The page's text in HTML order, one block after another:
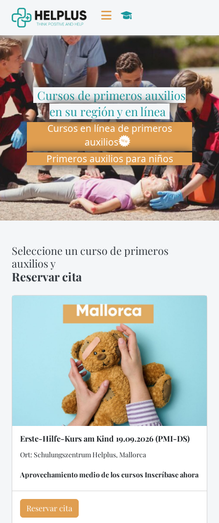
Cursos de primeros auxilios
en su región y en línea
Cursos en línea de primeros
auxilios
Primeros auxilios para niños
Seleccione un curso de primeros
auxilios y
Reservar cita
Erste-Hilfe-Kurs am Kind 19.09.2026 (PMI-DS)
Ort: Schulungszentrum Helplus, Mallorca
Aprovechamiento medio de los cursos Inscríbase ahora
Reservar cita